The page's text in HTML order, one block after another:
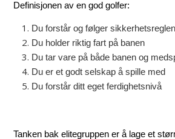
Definisjonen av en god golfer:
Du forstår og følger
Du holder riktig fart på banen
Du tar vare på både banen og
Du er et godt selskap å spille med
Du forstår ditt eget ferdighetsnivå
Tanken bak elitegruppen er å lage et